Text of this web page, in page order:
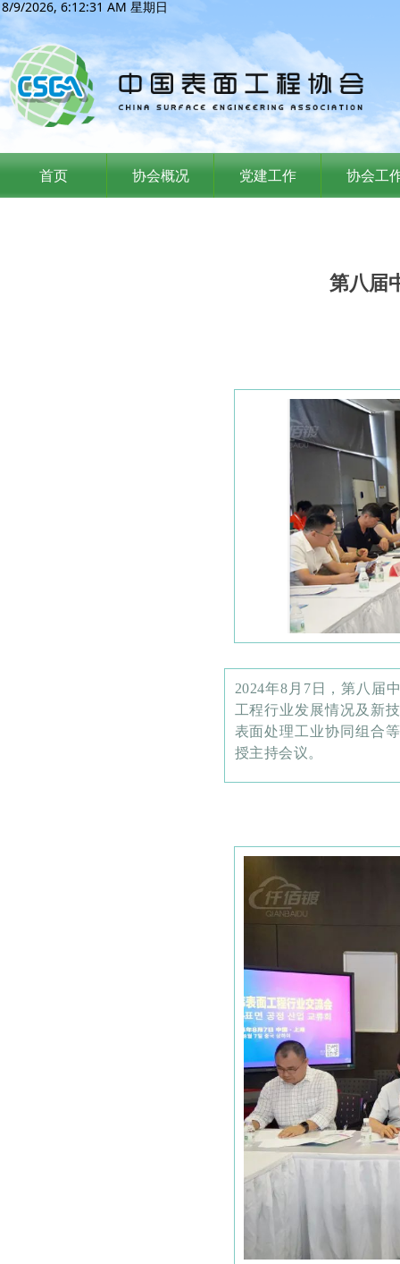
首页 协会概况 党建工作 协会工
8/9/2026, 6:12:32 AM 星期日
第八届
2024年8月7日，第八届
工程行业发展情况及新
表面处理工业协同组合
授主持会议。